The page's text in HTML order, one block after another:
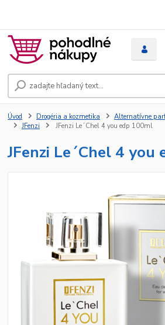
Úvod Drogéria a kozmetika Alternatívne
JFenzi
JFenzi Le´Chel 4 you edp 100ml
JFenzi Le´Chel 4 you